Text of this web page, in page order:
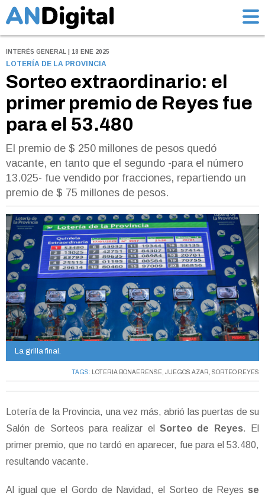
INTERÉS GENERAL | 18 ENE 2025
LOTERÍA DE LA PROVINCIA
Sorteo extraordinario: el
primer premio de Reyes fue
para el 53.480
El premio de $ 250 millones de pesos quedó
vacante, en tanto que el segundo -para el número
13.025- fue vendido por fracciones, repartiendo un
premio de $ 75 millones de pesos.
La grilla final.
TAGS: LOTERIA BONAERENSE, JUEGOS AZAR, SORTEO REYES
Lotería de la Provincia, una vez más, abrió las puertas de su
Salón de Sorteos para realizar el
Sorteo de Reyes. El
primer premio, que no tardó en aparecer, fue para el 53.480,
resultando vacante.
Al igual que el Gordo de Navidad, el Sorteo de Reyes se